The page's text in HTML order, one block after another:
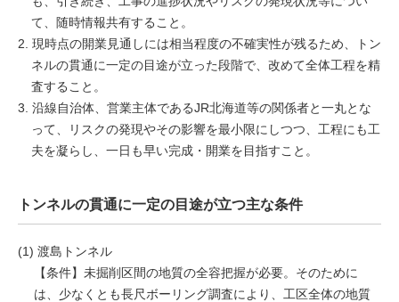
て、随時情報共有すること。
2. 現時点の開業見通しには相当程度の不確実性が残るため、トン
ネルの貫通に一定の目途が立った段階で、改めて全体工程を精
査すること。
3. 沿線自治体、営業主体であるJR北海道等の関係者と一丸とな
って、リスクの発現やその影響を最小限にしつつ、工程にも工
夫を凝らし、一日も早い完成・開業を目指すこと。
トンネルの貫通に一定の目途が立つ主な条件
(1) 渡島トンネル
【条件】未掘削区間の地質の全容把握が必要。そのために
は、少なくとも長尺ボーリング調査により、工区全体の地質